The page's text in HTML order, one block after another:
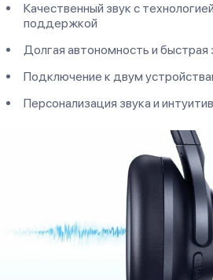
Качественный звук с
поддержкой
Долгая автономность и быстрая
Подключение к двум
Персонализация звука и